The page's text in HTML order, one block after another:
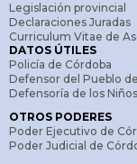
Legislación provincial
Declaraciones Juradas
Curriculum Vitae de
DATOS ÚTILES
Policía de Córdoba
Defensor del Pueblo
Defensoría de los
OTROS PODERES
Poder Ejecutivo de
Poder Judicial de